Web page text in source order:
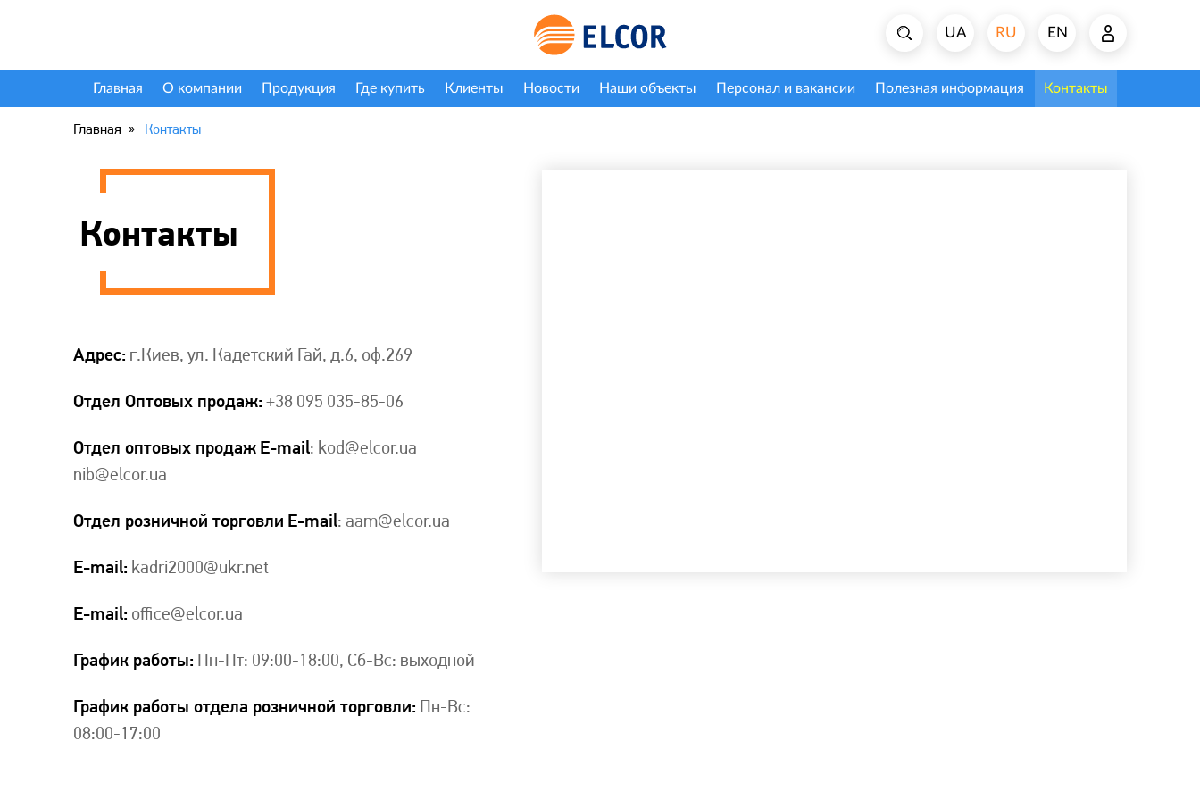
EN
RU
UA
Главная О компании Продукция Где купить Клиенты Новости Наши объекты Персонал и вакансии Полезная информация Контакты
Главная Контакты
Контакты
Адрес: г.Киев, ул. Кадетский Гай, д.6, оф.269
Отдел Оптовых продаж: +38 095 035-85-06
Отдел оптовых продаж E-mail: kod@elcor.ua
nib@elcor.ua
Отдел розничной торговли E-mail: aam@elcor.ua
E-mail: kadri2000@ukr.net
E-mail: office@elcor.ua
График работы: Пн-Пт: 09:00-18:00, Сб-Вс: выходной
График работы отдела розничной торговли: Пн-Вс:
08:00-17:00